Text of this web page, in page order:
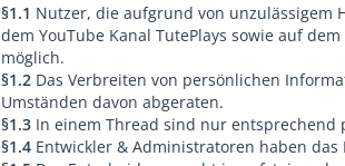
§1.1 Nutzer, die aufgrund von unzulässigem
dem YouTube Kanal TutePlays sowie auf
möglich.
§1.2 Das Verbreiten von persönlichen
Umständen davon abgeraten.
§1.3 In einem Thread sind nur entsprechend
§1.4 Entwickler & Administratoren haben